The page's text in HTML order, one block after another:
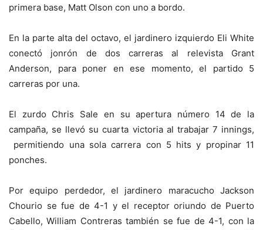
primera base, Matt Olson con uno a bordo.
En la parte alta del octavo, el jardinero izquierdo Eli White
conectó jonrón de dos carreras al relevista Grant
Anderson, para poner en ese momento, el partido 5
carreras por una.
El zurdo Chris Sale en su apertura número 14 de la
campaña, se llevó su cuarta victoria al trabajar 7 innings,
permitiendo una sola carrera con 5 hits y propinar 11
ponches.
Por equipo perdedor, el jardinero maracucho Jackson
Chourio se fue de 4-1 y el receptor oriundo de Puerto
Cabello, William Contreras también se fue de 4-1, con la